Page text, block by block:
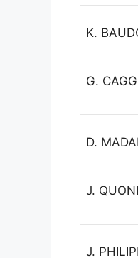
K.
G.
D.
J.
J.